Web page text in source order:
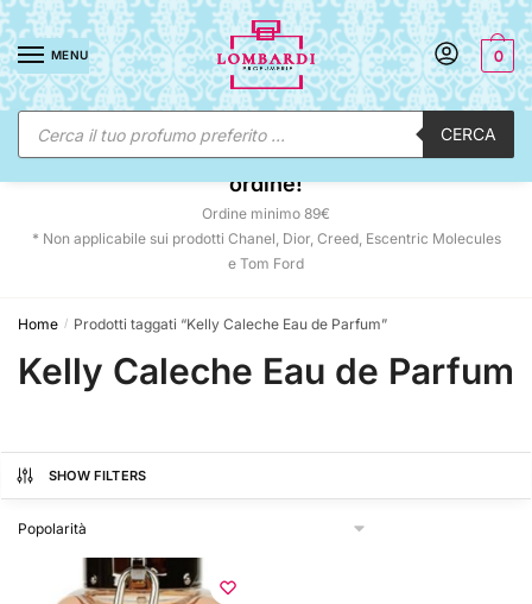
Skip
to
navigation
Skip
to
content
MENU
Ricerca
prodotti CERCA
0
☀️ SUNNY DAYS:-12% automatico sul tuo
ordine!
Ordine minimo 89€
* Non applicabile sui prodotti Chanel, Dior, Creed, Escentric Molecules
e Tom Ford
Home / Prodotti taggati “Kelly Caleche Eau de Parfum”
Kelly Caleche Eau de Parfum
SHOW FILTERS